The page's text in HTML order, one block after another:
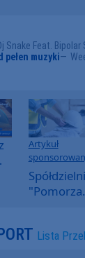
Snake Feat. Bipolar
pełen muzyki
Artykuł
informuje
Lista